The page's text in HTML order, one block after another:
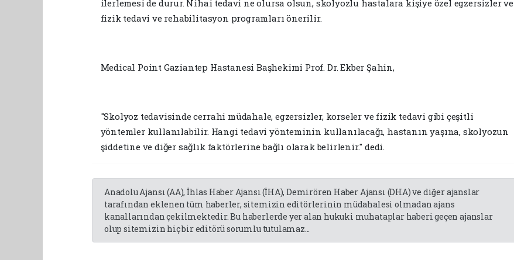
ilerlemesi de durur. Nihai tedavi ne olursa olsun, skolyozlu hastalara kişiye özel egzersizler ve
fizik tedavi ve rehabilitasyon programları önerilir.
Medical Point Gaziantep Hastanesi Başhekimi Prof. Dr. Ekber Şahin,
"Skolyoz tedavisinde cerrahi müdahale, egzersizler, korseler ve fizik tedavi gibi çeşitli
yöntemler kullanılabilir. Hangi tedavi yönteminin kullanılacağı, hastanın yaşına, skolyozun
şiddetine ve diğer sağlık faktörlerine bağlı olarak belirlenir." dedi.
Anadolu Ajansı (AA), İhlas Haber Ajansı (İHA), Demirören Haber Ajansı (DHA) ve diğer ajanslar
tarafından eklenen tüm haberler, sitemizin editörlerinin müdahalesi olmadan ajans
kanallarından çekilmektedir. Bu haberlerde yer alan hukuki muhataplar haberi geçen ajanslar
olup sitemizin hiç bir editörü sorumlu tutulamaz...